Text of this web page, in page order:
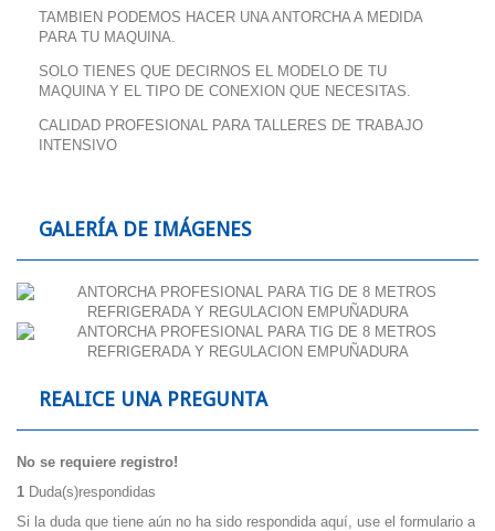
TAMBIEN PODEMOS HACER UNA ANTORCHA A MEDIDA
PARA TU MAQUINA.
SOLO TIENES QUE DECIRNOS EL MODELO DE TU
MAQUINA Y EL TIPO DE CONEXION QUE NECESITAS.
CALIDAD PROFESIONAL PARA TALLERES DE TRABAJO
INTENSIVO
GALERÍA DE IMÁGENES
REALICE UNA PREGUNTA
No se requiere registro!
1 Duda(s)respondidas
Si la duda que tiene aún no ha sido respondida aquí, use el formulario a